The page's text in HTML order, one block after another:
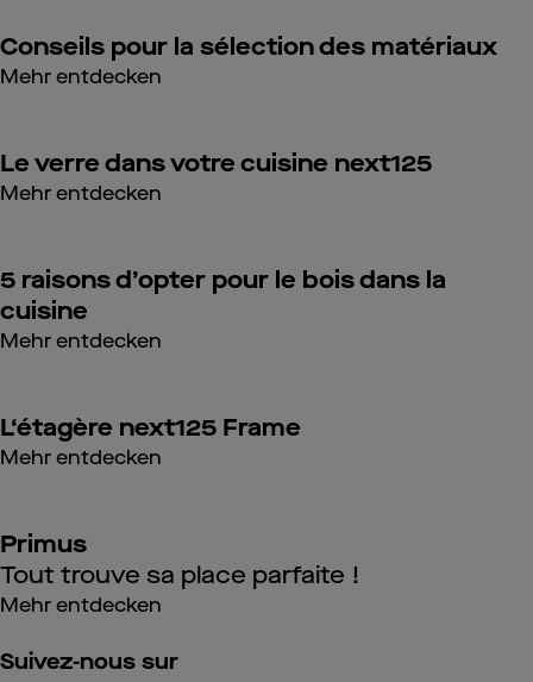
Conseils pour la sélection des matériaux
Mehr entdecken
Le verre dans votre cuisine next125
Mehr entdecken
5 raisons d’opter pour le bois dans la
cuisine
Mehr entdecken
L‘étagère next125 Frame
Mehr entdecken
Primus
Tout trouve sa place parfaite !
Mehr entdecken
Suivez-nous sur